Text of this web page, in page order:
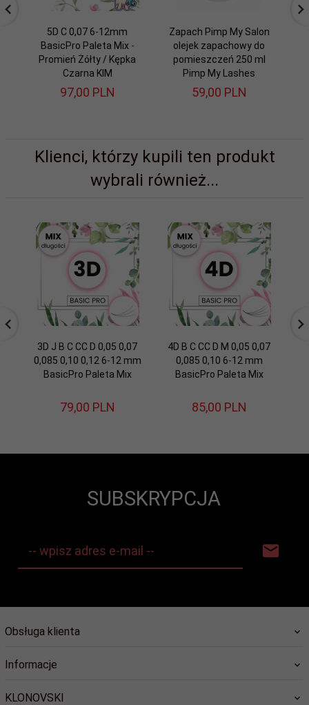
5D C 0,07 6-12mm
BasicPro Paleta Mix -
Promień Żółty / Kępka
Czarna KIM
97,00 PLN
Zapach Pimp My Salon
olejek zapachowy do
pomieszczeń 250 ml
Pimp My Lashes
59,00 PLN
Klienci, którzy kupili ten produkt
wybrali również...
3D J B C CC D 0,05 0,07
0,085 0,10 0,12 6-12 mm
BasicPro Paleta Mix
79,00 PLN
4D B C CC D M 0,05 0,07
0,085 0,10 6-12 mm
BasicPro Paleta Mix
85,00 PLN
SUBSKRYPCJA
-- wpisz adres e-mail --
Obsługa klienta
Informacje
KLONOVSKI